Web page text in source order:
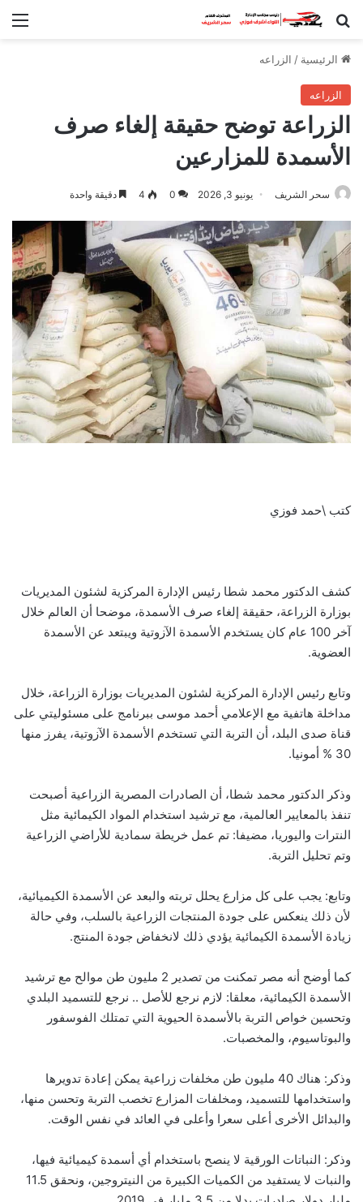
بحث عن
الرئيسية / الزراعه
الزراعه
الزراعة توضح حقيقة إلغاء صرف
الأسمدة للمزارعين
سحر الشريف يونيو 3, 2026 0
4 دقيقة واحدة
كتب \حمد فوزي
كشف الدكتور محمد شطا رئيس الإدارة المركزية لشئون المديريات
بوزارة الزراعة، حقيقة إلغاء صرف الأسمدة، موضحا أن العالم خلال
آخر 100 عام كان يستخدم الأسمدة الآزوتية ويبتعد عن الأسمدة
العضوية.
وتابع رئيس الإدارة المركزية لشئون المديريات بوزارة الزراعة، خلال
مداخلة هاتفية مع الإعلامي أحمد موسى ببرنامج على مسئوليتي على
قناة صدى البلد، أن التربة التي تستخدم الأسمدة الآزوتية، يفرز منها
30 % أمونيا.
وذكر الدكتور محمد شطا، أن الصادرات المصرية الزراعية أصبحت
تنفذ بالمعايير العالمية، مع ترشيد استخدام المواد الكيمائية مثل
النترات واليوريا، مضيفا: تم عمل خريطة سمادية للأراضي الزراعية
وتم تحليل التربة.
وتابع: يجب على كل مزارع يحلل تربته والبعد عن الأسمدة الكيميائية،
لأن ذلك ينعكس على جودة المنتجات الزراعية بالسلب، وفي حالة
زيادة الأسمدة الكيمائية يؤدي ذلك لانخفاض جودة المنتج.
كما أوضح أنه مصر تمكنت من تصدير 2 مليون طن موالح مع ترشيد
الأسمدة الكيمائية، معلقا: لازم نرجع للأصل .. نرجع للتسميد البلدي
وتحسين خواص التربة بالأسمدة الحيوية التي تمتلك الفوسفور
والبوتاسيوم، والمخصبات.
وذكر: هناك 40 مليون طن مخلفات زراعية يمكن إعادة تدويرها
واستخدامها للتسميد، ومخلفات المزارع تخصب التربة وتحسن منها،
والبدائل الأخرى أعلى سعرا وأعلى في العائد في نفس الوقت.
وذكر: النباتات الورقية لا ينصح باستخدام أي أسمدة كيميائية فيها،
والنبات لا يستفيد من الكميات الكبيرة من النيتروجين، ونحقق 11.5